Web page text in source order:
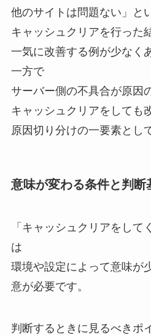
他のサイトは問題ない」と
キャッシュクリアを行った
一気に改善する例が少なく
一方で
サーバー側の不具合が原因
キャッシュクリアをしても
原因切り分けの一要素とし
意味が変わる条件と判断
「キャッシュクリアをして
は
環境や設定によって意味が
意が必要です。
判断するときに見るべきポ